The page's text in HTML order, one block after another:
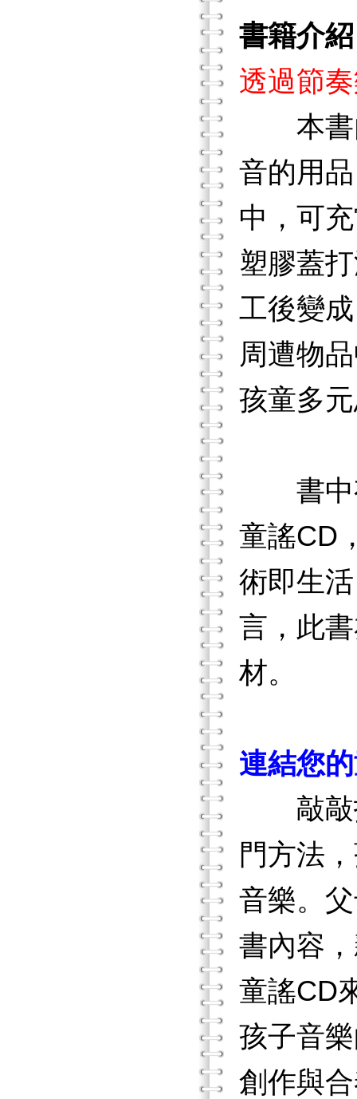
書籍介紹
透過節
本書內
音的用
中，可
塑膠蓋
工後變
周遭物
孩童多
書中有
童謠CD
術即生
言，此
材。
連結您
敲敲打
門方法
音樂。
書內容
童謠CD
孩子音
創作與